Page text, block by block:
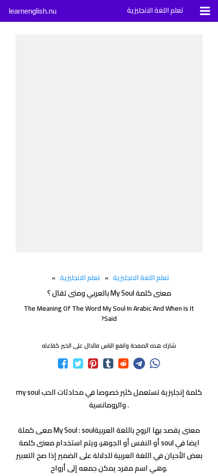
تعلم اللغة الانجليزية learnenglish.nu
تعلم اللغة الانجليزية » تعلم الانجليزية »
معنى كلمة My Soul بالعربي ومتى تقال ؟
The Meaning Of The Word My Soul In Arabic And When Is It
Said?
شارك هذه الصفحة وانفع الناس فالدال على الخير كفاعله
my soul كلمة إنجليزية تستعمل كثير خصوصا في محادثات الحب
والرومانسية .
معى كملة My Soul : soulمعنى يقصد بها الروح باللغة العربية
أو النفس أو الجوهر، ويتم استخدام معنى كلمة soul ايضا في
بعض الأحيان في اللغة العربية للدلالة على الضمير إذا صح التعبير
وهي اسم مفرد يمكن جمعه إلى أرواح.